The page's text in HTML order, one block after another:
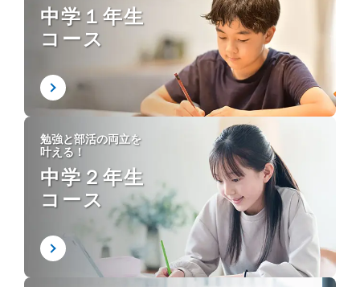
中学１年生
コース
勉強と部活の両立を
叶える！
中学２年生
コース